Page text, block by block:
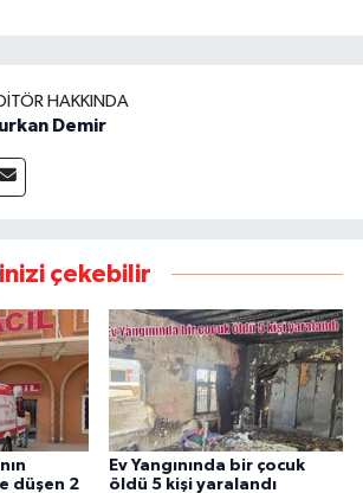
HAKKINDA
Demir
çekebilir
düşen 2
Ev Yangınında bir çocuk
öldü 5 kişi yaralandı